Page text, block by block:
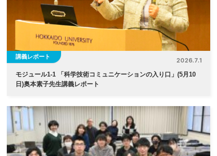
講義レポート
2026.7.1
モジュール1-1 「科学技術コミュニケーションの入り口」(5月10
日)奥本素子先生講義レポート